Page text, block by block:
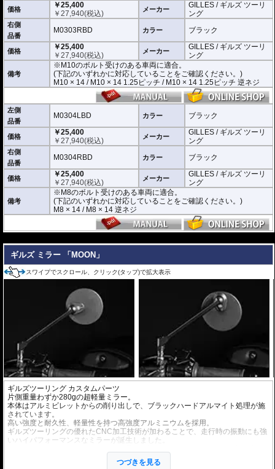
※商品は汎用品です。
(取付確認がされているものは下記の適合検索で適合品番をご確認いただけま
す。)
M0303LBD / M0303RBD : M10のボルト受けのある車両に適合
※車体側のミラーの取り付け部分が下記のいずれかのネジに対応していること
をご確認ください。
M10 × 14 / M10 × 14 1.25ピッチ / M10 × 14 1.25ピッチ 逆ネジ
M0304LBD / M0304RBD : M8のボルト受けのある車両に適合
※車体側のミラーの取り付け部分が下記のいずれかのネジに対応していること
M8 × 14 / M8 × 14 逆ネジ
※取付箇所の状況や干渉するものがないかなど、あらかじめ寸法図を参考に実
車にて事前にご確認願います。
価格
￥25,400
￥27,940(税込) メーカー
GILLES / ギルズ ツーリ
ング
右側
品番
M0303RBD カラー ブラック
価格
￥25,400
￥27,940(税込) メーカー
GILLES / ギルズ ツーリ
ング
備考
※M10のボルト受けのある車両に適合。
(下記のいずれかに対応していることをご確認ください。)
M10 × 14 / M10 × 14 1.25ピッチ / M10 × 14 1.25ピッチ 逆ネジ
左側
品番
M0304LBD カラー ブラック
価格
￥25,400
￥27,940(税込) メーカー
GILLES / ギルズ ツーリ
ング
右側
品番
M0304RBD カラー ブラック
価格
￥25,400
￥27,940(税込) メーカー
GILLES / ギルズ ツーリ
ング
備考
※M8のボルト受けのある車両に適合。
(下記のいずれかに対応していることをご確認ください。)
M8 × 14 / M8 × 14 逆ネジ
ギルズ ミラー 「MOON」
スワイプでスクロール、クリック(タップ)で拡大表示
ギルズツーリング カスタムパーツ
片側重量わずか280gの超軽量ミラー。
本体はアルミビレットからの削り出しで、ブラックハードアルマイト処理が施
されています。
高い強度と耐久性、軽量性を持つ高強度アルミニウムを採用。
ギルズツーリングの優れたCNC加工技術が加わることで、走行時の振動にも強
いハイパフォーマンスなミラーが誕生しました。
付属アダプターは汎用性が高く、多くの車種にご利用いただけます。
つづきを見る